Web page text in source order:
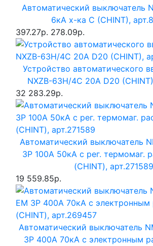
Автоматический выключатель
6кА х-ка C (CHINT),
397.27р. 278.09р.
Устройство автоматического
NXZB-63H/4C 20A D20
32 283.29р.
Автоматический выключатель
3P 100А 50кА с рег. термомаг.
(CHINT), арт.271589
19 559.85р.
Автоматический выключатель
3P 400А 70кА с электронным